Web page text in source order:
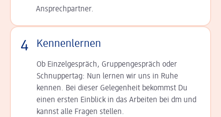
Ansprechpartner.
4 Kennenlernen
Ob Einzelgespräch, Grup­pen­gespräch oder
Schnup­per­tag: Nun lernen wir uns in Ruhe
kennen. Bei dieser Gelegenheit bekommst Du
einen ersten Einblick in das Arbeiten bei dm und
kannst alle Fragen stellen.